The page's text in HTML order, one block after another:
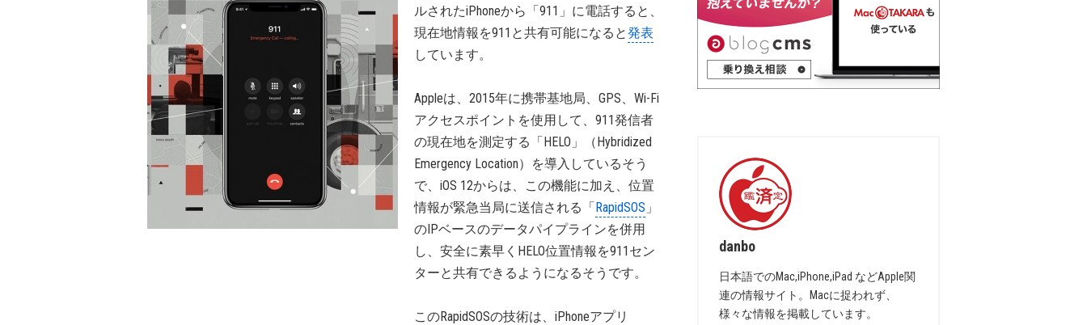
ルされたiPhoneから「911」に電話すると、
現在地情報を911と共有可能になると発表
しています。
Appleは、2015年に携帯基地局、GPS、Wi-Fi
アクセスポイントを使用して、911発信者
の現在地を測定する「HELO」（Hybridized
Emergency Location）を導入しているそう
で、iOS 12からは、この機能に加え、位置
情報が緊急当局に送信される「RapidSOS 」
のIPベースのデータパイプラインを併用
し、安全に素早くHELO位置情報を911セン
ターと共有できるようになるそうです。
このRapidSOSの技術は、iPhoneアプリ
danbo
日本語でのMac,iPhone,iPad などApple関
連の情報サイト。Macに捉われず、
様々な情報を掲載しています。